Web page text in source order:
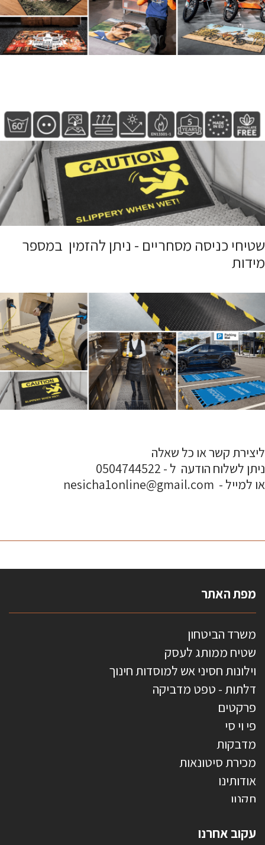
שטיחי כניסה מסחריים - ניתן להזמין במספר
מידות
ליצירת קשר או כל שאלה
ניתן לשלוח הודעה ל - 0504744522
או למייל - nesicha1online@gmail.com
מפת האתר
משרד הביטחון
שטיח ממותג לעסק
וילונות חסיני אש למוסדות חינוך
דלתות - טפט מדביקה
פרקטים
פי וי סי
מדבקות
מכירת סיטונאות
אודותינו
תקנון
טפטים משולשים
עקוב אחרנו